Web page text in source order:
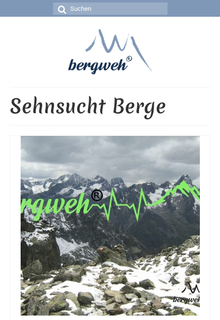
Suchen
Sehnsucht Berge